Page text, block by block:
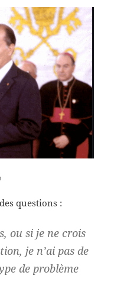
questions :
ou si je ne crois
je n’ai pas de
de problème